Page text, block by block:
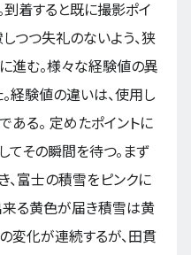
到着すると既に撮影ポイ
つつ失礼のないよう、狭
進む。様々な経験値の異
経験値の違いは、使用し
る。 定めたポイントに
てその瞬間を待つ。まず
、富士の積雪をピンクに
来る黄色が届き積雪は黄
変化が連続するが、田貫